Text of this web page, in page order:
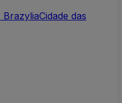
BrazyliaCidade das